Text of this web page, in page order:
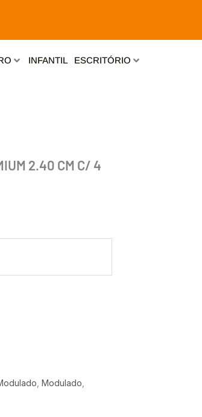
INFANTIL ESCRITÓRIO
2.40 CM C/ 4
Modulado